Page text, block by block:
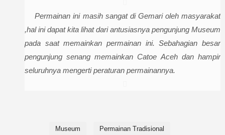
Permainan ini masih sangat di Gemari oleh masyarakat
,hal ini dapat kita lihat dari antusiasnya pengunjung Museum
pada saat memainkan permainan ini. Sebahagian besar
pengunjung senang memainkan Catoe Aceh dan hampir
seluruhnya mengerti peraturan permainannya.
Museum Permainan Tradisional